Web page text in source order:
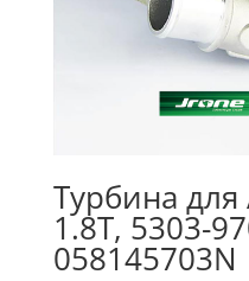
Турбина для
1.8T, 5303-
058145703N